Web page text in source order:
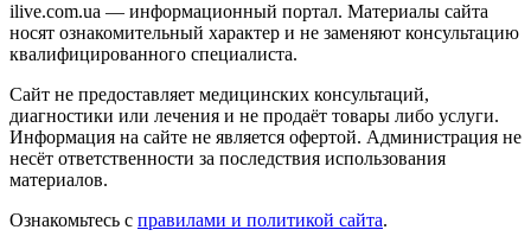
ilive.com.ua — информационный портал. Материалы сайта
носят ознакомительный характер и не заменяют консультацию
квалифицированного специалиста.
Сайт не предоставляет медицинских консультаций,
диагностики или лечения и не продаёт товары либо услуги.
Информация на сайте не является офертой. Администрация не
несёт ответственности за последствия использования
материалов.
Ознакомьтесь с правилами и политикой сайта.